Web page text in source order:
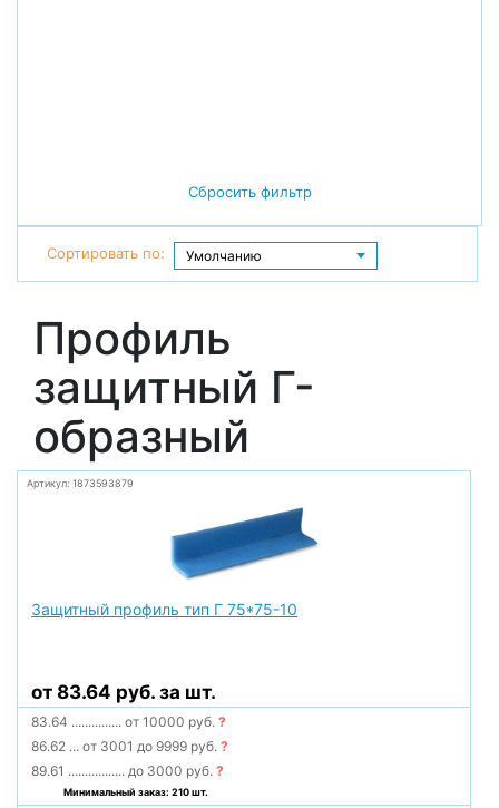
Сбросить фильтр
Сортировать по:
Профиль
защитный Г-
образный
Артикул: 1873593879
Защитный профиль тип Г 75*75-10
от 83.64 руб. за шт.
83.64 ............... от 10000 руб.?
86.62 ... от 3001 до 9999 руб.?
89.61 ................. до 3000 руб.?
Минимальный заказ: 210 шт.